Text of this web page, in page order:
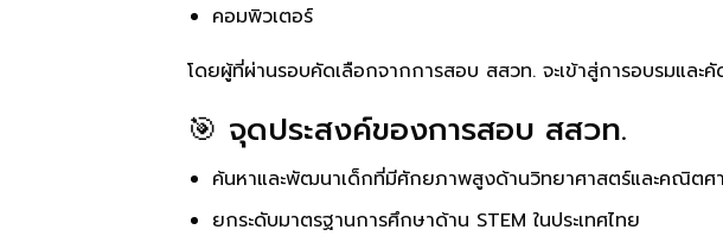
คอมพิวเตอร์
โดยผู้ที่ผ่านรอบคัดเลือกจากการสอบ สสวท. จะเข้าสู่การอบรมและ
🎯 จุดประสงค์ของการสอบ สสวท.
ค้นหาและพัฒนาเด็กที่มีศักยภาพสูงด้านวิทยาศาสตร์และคณิตศ
ยกระดับมาตรฐานการศึกษาด้าน STEM ในประเทศไทย